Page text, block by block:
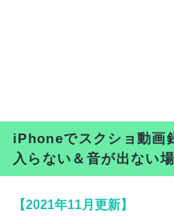
iPhoneでスクショ動画
入らない＆音が出ない
【2021年11月更新】